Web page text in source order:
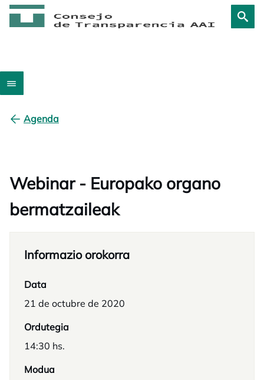
Agenda
Webinar - Europako organo
bermatzaileak
Informazio orokorra
Data
21 de octubre de 2020
Ordutegia
14:30 hs.
Modua